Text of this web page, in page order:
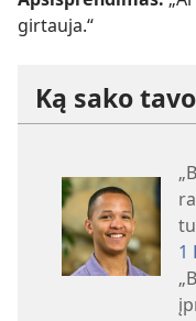
girtauja.“
Ką sako
1